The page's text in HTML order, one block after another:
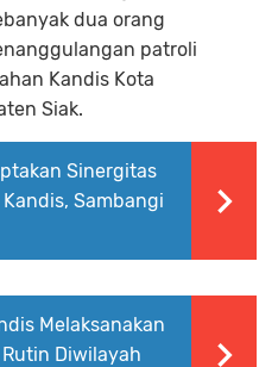
dua orang
patroli
Kandis Kota
Siak.
Sinergitas
Sambangi
Melaksanakan
Diwilayah